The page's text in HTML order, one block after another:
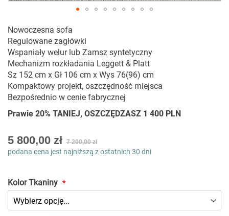
na
początek
galerii
Nowoczesna sofa
Regulowane zagłówki
Wspaniały welur lub Zamsz syntetyczny
Mechanizm rozkładania Leggett & Platt
Sz 152 cm x Gł 106 cm x Wys 76(96) cm
Kompaktowy projekt, oszczędność miejsca
Bezpośrednio w cenie fabrycznej
Prawie 20% TANIEJ, OSZCZĘDZASZ 1 400 PLN
As
low
5 800,00 zł 7 200,00 zł
podana cena jest najniższą z ostatnich 30 dni
Kolor Tkaniny